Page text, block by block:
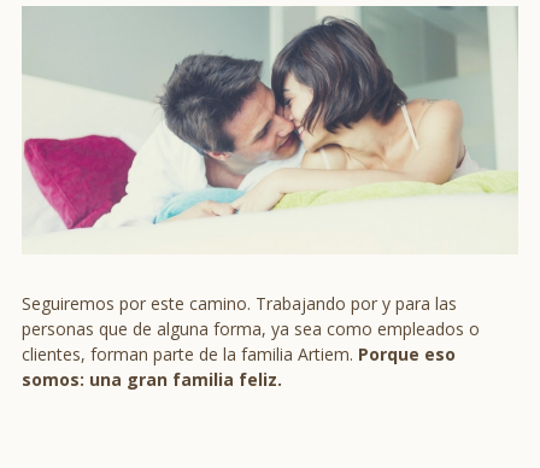
Seguiremos por este camino. Trabajando por y para las
personas que de alguna forma, ya sea como empleados o
clientes, forman parte de la familia Artiem. Porque eso
somos: una gran familia feliz.